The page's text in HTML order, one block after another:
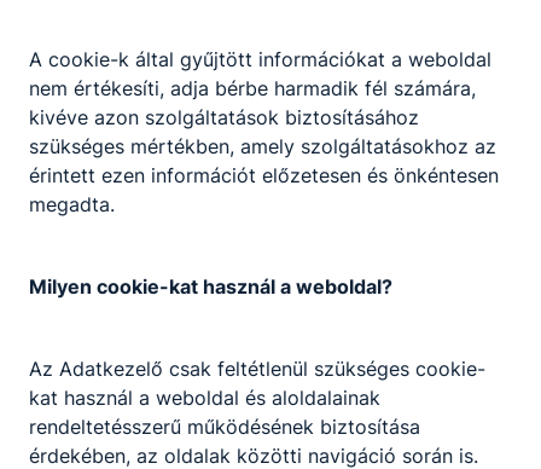
elindult a levelező oktatás is. 1977-re stabillá vált
az intézmény kettős profilja – gimnázium és
szakközépiskola – ebben az évben az erjedésipari
termékeket gyártó szakmunkás évfolyammal
bővült a képzési kínálat. Az iskola nemcsak
közvetlenül helyi vagy környékbeli tanulókat
kastélyban kialakított diákotthon lehetővé tette a
távolabbi települések gyermekei számára is az
képzés, majd 1993-ban a nagyközség képviselő
testülete megszavazta a hatosztályos gimnáziumi
osztály indítását. Az 1998-ban a szakközépiskolai
képzés öt éves képzéssé alakult át, 2004-ben
A cookie-k által gyűjtött információkat a weboldal
nem értékesíti, adja bérbe harmadik fél számára,
kivéve azon szolgáltatások biztosításához
szükséges mértékben, amely szolgáltatásokhoz az
érintett ezen információt előzetesen és önkéntesen
megadta.
Milyen cookie-kat használ a weboldal?
Az Adatkezelő csak feltétlenül szükséges cookie-
kat használ a weboldal és aloldalainak
rendeltetésszerű működésének biztosítása
érdekében, az oldalak közötti navigáció során is.